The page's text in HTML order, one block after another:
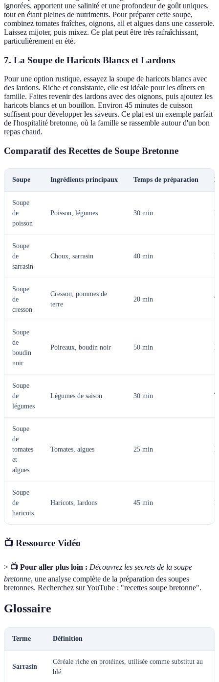
ignorées, apportent une salinité et une profondeur de goût uniques,
tout en étant pleines de nutriments. Pour préparer cette soupe,
combinez tomates fraîches, oignons, ail et algues dans une casserole.
Laissez mijoter, puis mixez. Ce plat peut être très rafraîchissant,
particulièrement en été.
7. La Soupe de Haricots Blancs et Lardons
Pour une option rustique, essayez la soupe de haricots blancs avec
des lardons. Riche et consistante, elle est idéale pour les dîners en
famille. Faites revenir des lardons avec des oignons, puis ajoutez les
haricots blancs et un bouillon. Environ 45 minutes de cuisson
suffisent pour développer les saveurs. Ce plat est un exemple parfait
de l'hospitalité bretonne, où la famille se rassemble autour d'un bon
repas chaud.
Comparatif des Recettes de Soupe Bretonne
Soupe Ingrédients principaux Temps de préparation
Soupe
de
poisson
Poisson, légumes 30 min
Soupe
de
sarrasin
Choux, sarrasin 40 min
Soupe
de
cresson
Cresson, pommes de
terre
20 min
Soupe
de
boudin
noir
Poireaux, boudin noir 50 min
Soupe
de
légumes
Légumes de saison 30 min
Soupe
de
tomates
et
algues
Tomates, algues 25 min
Soupe
de
haricots
Haricots, lardons 45 min
📺 Ressource Vidéo
> 📺 Pour aller plus loin : Découvrez les secrets de la soupe
bretonne, une analyse complète de la préparation des soupes
bretonnes. Recherchez sur YouTube : "recettes soupe bretonne".
Glossaire
Terme Définition
Sarrasin
Céréale riche en protéines, utilisée comme substitut au
blé.